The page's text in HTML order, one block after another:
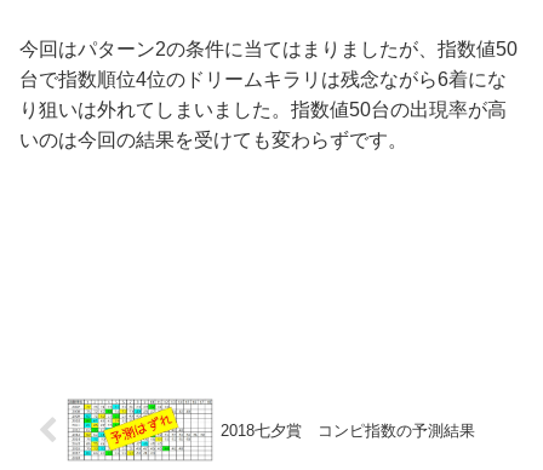
今回はパターン2の条件に当てはまりましたが、指数値50
台で指数順位4位のドリームキラリは残念ながら6着にな
り狙いは外れてしまいました。指数値50台の出現率が高
いのは今回の結果を受けても変わらずです。
2018七夕賞 コンピ指数の予測結果